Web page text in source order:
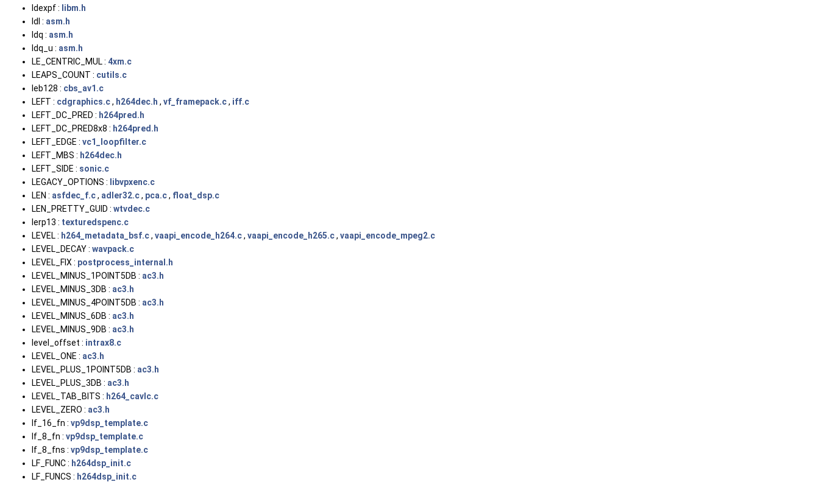
ldexpf : libm.h
ldl : asm.h
ldq : asm.h
ldq_u : asm.h
LE_CENTRIC_MUL : 4xm.c
LEAPS_COUNT : cutils.c
leb128 : cbs_av1.c
LEFT : cdgraphics.c, h264dec.h , vf_framepack.c, iff.c
LEFT_DC_PRED : h264pred.h
LEFT_DC_PRED8x8 : h264pred.h
LEFT_EDGE : vc1_loopfilter.c
LEFT_MBS : h264dec.h
LEFT_SIDE : sonic.c
LEGACY_OPTIONS : libvpxenc.c
LEN : asfdec_f.c, adler32.c, pca.c, float_dsp.c
LEN_PRETTY_GUID : wtvdec.c
lerp13 : texturedspenc.c
LEVEL : h264_metadata_bsf.c, vaapi_encode_h264.c, vaapi_encode_h265.c, vaapi_encode_mpeg2.c
LEVEL_DECAY : wavpack.c
LEVEL_FIX : postprocess_internal.h
LEVEL_MINUS_1POINT5DB : ac3.h
LEVEL_MINUS_3DB : ac3.h
LEVEL_MINUS_4POINT5DB : ac3.h
LEVEL_MINUS_6DB : ac3.h
LEVEL_MINUS_9DB : ac3.h
level_offset : intrax8.c
LEVEL_ONE : ac3.h
LEVEL_PLUS_1POINT5DB : ac3.h
LEVEL_PLUS_3DB : ac3.h
LEVEL_TAB_BITS : h264_cavlc.c
LEVEL_ZERO : ac3.h
lf_16_fn : vp9dsp_template.c
lf_8_fn : vp9dsp_template.c
lf_8_fns : vp9dsp_template.c
LF_FUNC : h264dsp_init.c
LF_FUNCS : h264dsp_init.c